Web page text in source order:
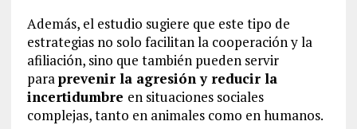
Además, el estudio sugiere que este tipo de
estrategias no solo facilitan la cooperación y la
afiliación, sino que también pueden servir
paraprevenir la agresión y reducir la
incertidumbre en situaciones sociales
complejas, tanto en animales como en humanos.